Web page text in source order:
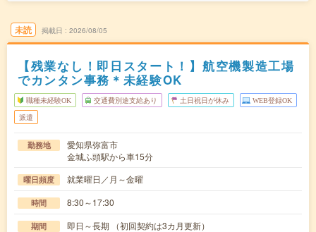
未読 掲載日 2026/08/05
【残業なし！即日スタート！】航空機製造工場
でカンタン事務＊未経験OK
職種未経験OK 交通費別途支給あり 土日祝日が休み WEB登録OK
派遣
勤務地
愛知県弥富市
金城ふ頭駅から車15分
曜日頻度 就業曜日／月～金曜
時間 8:30～17:30
期間 即日～長期 （初回契約は3カ月更新）